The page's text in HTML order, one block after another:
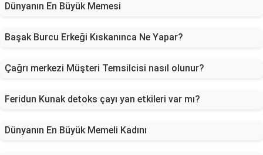
Dünyanın En Büyük Memesi
Başak Burcu Erkeği Kıskanınca Ne Yapar?
Çağrı merkezi Müşteri Temsilcisi nasıl olunur?
Feridun Kunak detoks çayı yan etkileri var mı?
Dünyanın En Büyük Memeli Kadını